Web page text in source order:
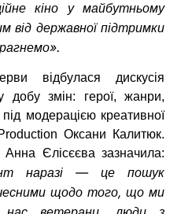
кіно у майбутньому
від державної підтримки
відбулася дискусія
добу змін: герої, жанри,
модерацією креативної
Оксани Калитюк.
Єлісєєва зазначила:
наразі — це пошук
щодо того, що ми